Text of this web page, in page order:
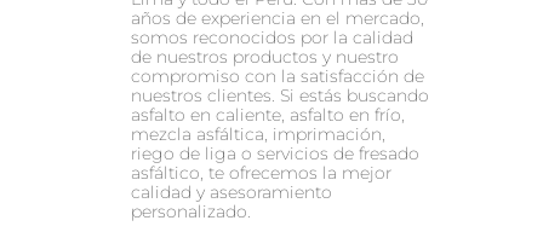
años de experiencia en el mercado,
somos reconocidos por la calidad
de nuestros productos y nuestro
compromiso con la satisfacción de
nuestros clientes. Si estás buscando
asfalto en caliente, asfalto en frío,
mezcla asfáltica, imprimación,
riego de liga o servicios de fresado
asfáltico, te ofrecemos la mejor
calidad y asesoramiento
personalizado.